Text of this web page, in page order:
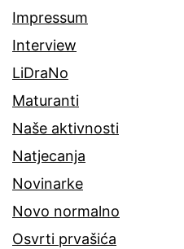
Impressum
Interview
LiDraNo
Maturanti
Naše aktivnosti
Natjecanja
Novinarke
Novo normalno
Osvrti prvašića